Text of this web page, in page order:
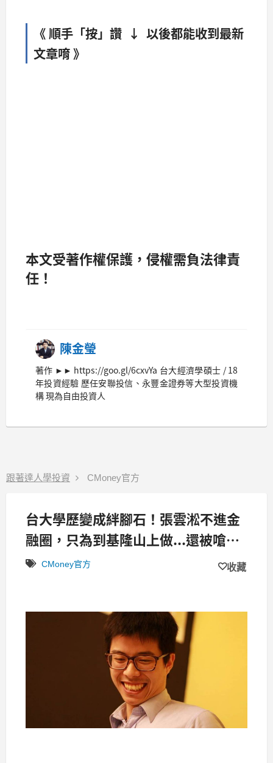
《 順手「按」讚 ↓ 以後都能收到最新
文章唷 》
本文受著作權保護，侵權需負法律責
任！
陳金瑩
著作 ►► https://goo.gl/6cxvYa 台大經濟學碩士 / 18
年投資經驗 歷任安聯投信、永豐金證券等大型投資機
構 現為自由投資人
跟著達人學投資 CMoney官方
台大學歷變成絆腳石！張雲淞不進金
融圈，只為到基隆山上做...還被嗆
「做得要死 值得嗎？」what?
CMoney官方 收藏